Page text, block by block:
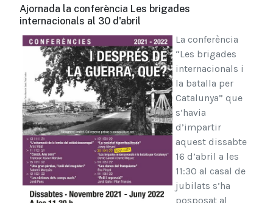
Ajornada la conferència Les brigades
internacionals al 30 d'abril
La conferència
“Les brigades
internacionals i
la batalla per
Catalunya” que
s’havia
d’impartir
aquest dissabte
16 d’abril a les
11:30 al casal de
jubilats s’ha
posposat al